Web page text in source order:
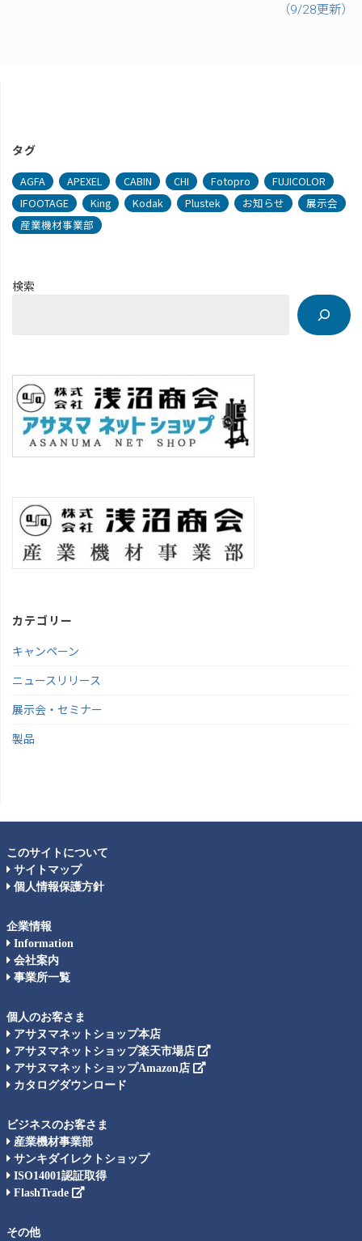
（9/28更新）
タグ
AGFA APEXEL CABIN CHI Fotopro
FUJICOLOR
IFOOTAGE
King Kodak Plustek お知らせ
展示会
産業機材事業部
検索
カテゴリー
キャンペーン
ニュースリリース
展示会・セミナー
製品
このサイトについて
サイトマップ
個人情報保護方針
企業情報
Information
会社案内
事業所一覧
個人のお客さま
アサヌマネットショップ本店
アサヌマネットショップ楽天市場店
アサヌマネットショップAmazon店
カタログダウンロード
ビジネスのお客さま
産業機材事業部
サンキダイレクトショップ
ISO14001認証取得
FlashTrade
その他